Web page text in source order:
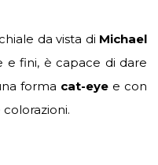
da vista di Michael
e fini, è capace di dare
forma cat-eye e con